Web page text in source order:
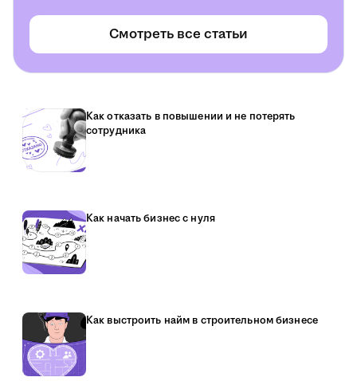
Смотреть все статьи
Как отказать в повышении и не потерять
сотрудника
Как начать бизнес с нуля
Как выстроить найм в строительном бизнесе